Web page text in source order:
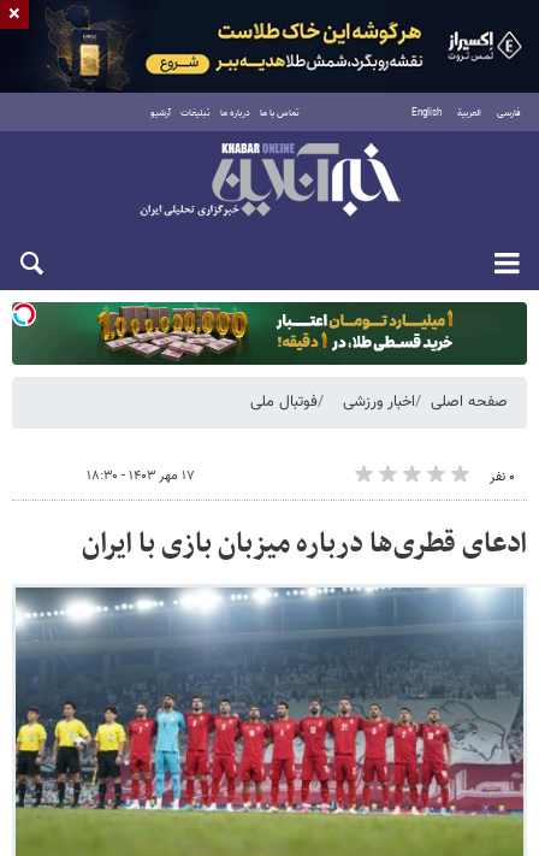
فارسی العربية English تماس با ما درباره ما تبلیغات آرشیو
دوشنبه ۱۹ مرداد ۱۴۰۵
صفحه اصلی اخبار ورزشی فوتبال ملی
۰ نفر ۱۷ مهر ۱۴۰۳ - ۱۸:۳۰
ادعای قطری‌ها درباره میزبان بازی با ایران
×